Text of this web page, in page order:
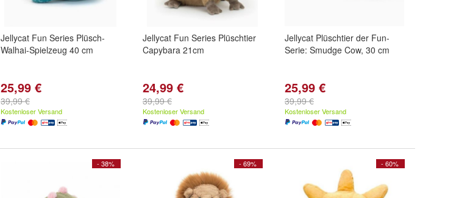
Jellycat Fun Series Plüsch-
Walhai-Spielzeug 40 cm
25,99 €
39,99 €
Kostenloser Versand
Jellycat Fun Series Plüschtier
Capybara 21cm
24,99 €
39,99 €
Kostenloser Versand
Jellycat Plüschtier der Fun-
Serie: Smudge Cow, 30 cm
25,99 €
39,99 €
Kostenloser Versand
- 38% - 69% - 60%